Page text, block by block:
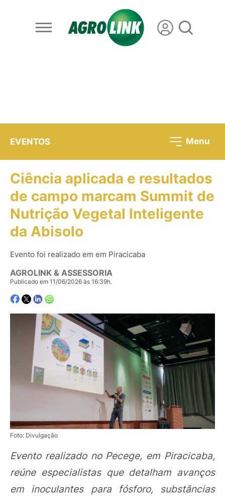
EVENTOS Menu
Ciência aplicada e resultados
de campo marcam Summit de
Nutrição Vegetal Inteligente
da Abisolo
Evento foi realizado em em Piracicaba
AGROLINK & ASSESSORIA
Publicado em 11/06/2026 às 16:39h.
Foto: Divulgação
Evento realizado no Pecege, em Piracicaba,
reúne especialistas que detalham avanços
em inoculantes para fósforo, substâncias